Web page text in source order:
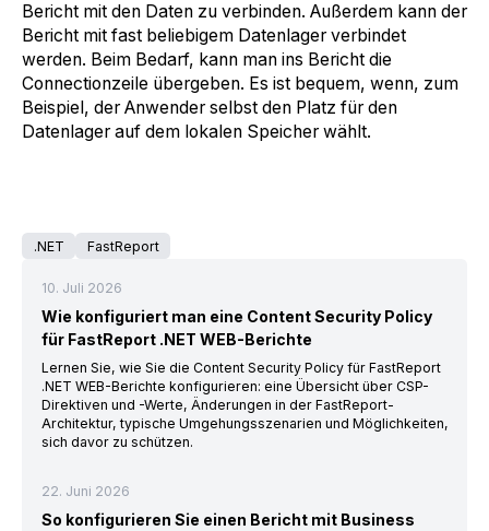
Bericht mit den Daten zu verbinden. Außerdem kann der
Bericht mit fast beliebigem Datenlager verbindet
werden. Beim Bedarf, kann man ins Bericht die
Connectionzeile übergeben. Es ist bequem, wenn, zum
Beispiel, der Anwender selbst den Platz für den
Datenlager auf dem lokalen Speicher wählt.
.NET FastReport
10. Juli 2026
Wie konfiguriert man eine Content Security Policy
für FastReport .NET WEB-Berichte
Lernen Sie, wie Sie die Content Security Policy für FastReport
.NET WEB-Berichte konfigurieren: eine Übersicht über CSP-
Direktiven und -Werte, Änderungen in der FastReport-
Architektur, typische Umgehungsszenarien und Möglichkeiten,
sich davor zu schützen.
22. Juni 2026
So konfigurieren Sie einen Bericht mit Business